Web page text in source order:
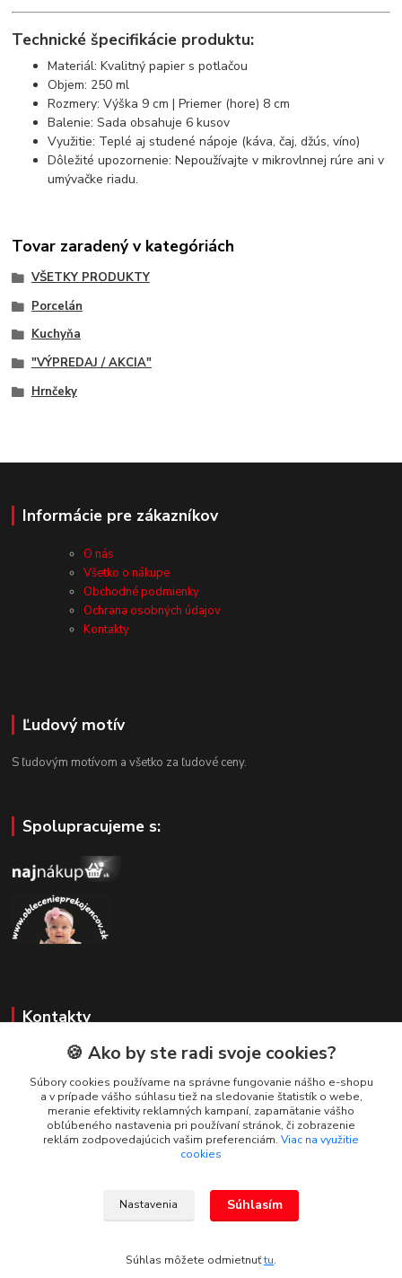
Technické špecifikácie produktu:
Materiál: Kvalitný papier s potlačou
Objem: 250 ml
Rozmery: Výška 9 cm | Priemer (hore) 8 cm
Balenie: Sada obsahuje 6 kusov
Využitie: Teplé aj studené nápoje (káva, čaj, džús, víno)
Dôležité upozornenie: Nepoužívajte v mikrovlnnej rúre ani v
umývačke riadu.
Tovar zaradený v kategóriách
VŠETKY PRODUKTY
Porcelán
Kuchyňa
"VÝPREDAJ / AKCIA"
Hrnčeky
Informácie pre zákazníkov
O nás
Všetko o nákupe
Obchodné podmienky
Ochrana osobných údajov
Kontakty
Ľudový motív
S ľudovým motívom a všetko za ľudové ceny.
Spolupracujeme s:
Kontakty
Zákaznícka podpora
+421 908 479 200
info@ludovymotiv.sk
Dvorščáková, Za vodou 1388/12, 064 01 Stará Ľubovňa, info@ludovymotiv.sk
🍪 Ako by ste radi svoje cookies?
Súbory cookies používame na správne fungovanie nášho e-shopu
a v prípade vášho súhlasu tiež na sledovanie štatistík o webe,
meranie efektivity reklamných kampaní, zapamätanie vášho
obľúbeného nastavenia pri používaní stránok, či zobrazenie
reklám zodpovedajúcich vašim preferenciám. Viac na využitie
cookies
Nastavenia Súhlasím
Súhlas môžete odmietnuťtu.